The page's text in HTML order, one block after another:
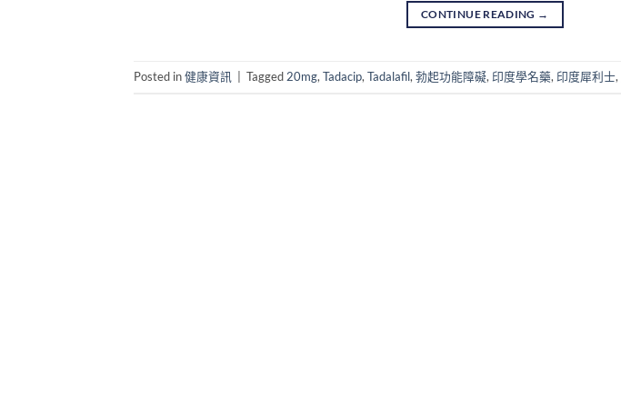
CONTINUE READING →
Posted in健康資訊 Tagged 20mg, Tadacip, Tadalafil, 勃起功能障礙, 印度學名藥, 印度犀利士,